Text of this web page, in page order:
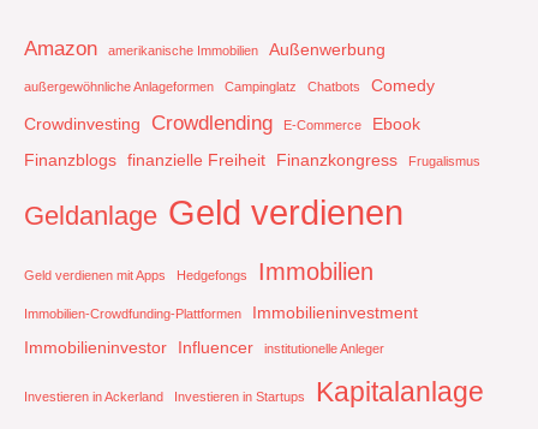
Amazon amerikanische Immobilien Außenwerbung
außergewöhnliche Anlageformen Campinglatz Chatbots
Comedy
Crowdinvesting
Crowdlending E-Commerce
Ebook
Finanzblogs finanzielle Freiheit Finanzkongress Frugalismus
Geldanlage Geld verdienen
Geld verdienen mit Apps Hedgefongs Immobilien
Immobilien-Crowdfunding-Plattformen
Immobilieninvestment
Immobilieninvestor
Influencer institutionelle Anleger
Investieren in Ackerland Investieren in Startups Kapitalanlage